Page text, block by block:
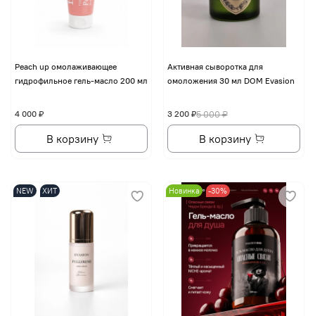
Peach up омолаживающее
гидрофильное гель-масло 200 мл
4 000 ₽
В корзину
Активная сыворотка для
омоложения 30 мл DOM Evasion
5 000 ₽
3 200 ₽
В корзину
NEW ХИТ Новинка -30%